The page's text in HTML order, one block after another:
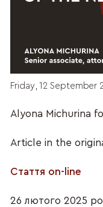
Friday, 12 September
Alyona Michurina
Article in the
Стаття on-line
26 лютого 2025